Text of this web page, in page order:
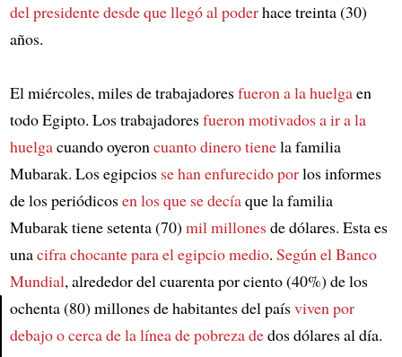
Article
del presidentedesde que llegó al poderhace treinta (30)
años.
El miércoles, miles de trabajadoresfueron a la huelgaen
todo Egipto. Los trabajadoresfueron motivados a ir a la
huelgacuando oyeroncuanto dinero tienela familia
Mubarak. Los egipcios se han enfurecido porlos informes
de los periódicosen los que se decíaque la familia
Mubarak tiene setenta (70) mil millonesde dólares. Esta es
unacifra chocantepara el egipcio medio. Según el Banco
Mundial, alrededor del cuarenta por ciento (40%) de los
ochenta (80) millones de habitantes del paísviven por
debajo o cercade la línea de pobreza dedos dólares al día.